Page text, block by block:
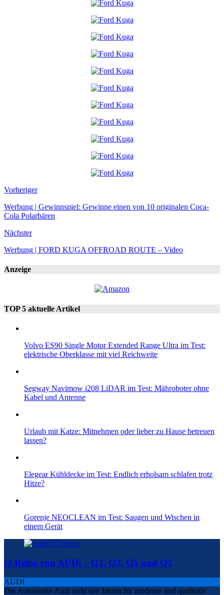
Vorheriger
Werbung | Gewinnspiel: Gewinne einen von 10 originalen Coca-
Cola Polarbären
Nächster
Werbung | FORD KUGA OFFROAD ROUTE – Video
Anzeige
TOP 5 aktuelle Artikel
Volvo ES90 Single Motor Extended Range Ultra im Test:
elektrische Oberklasse mit viel Reichweite
Segway Navimow i208 LiDAR im Test: Mähroboter ohne
Kabel und Antenne
Urlaub mit Katze: Mitnehmen oder lieber zu Hause betreuen
lassen?
Elegear Kühldecke im Test: Endlich erholsam schlafen trotz
Hitze?
Gorenje NEOCLEAN im Test: Saugen und Wischen in
einem Gerät
Q-Reihe von AUDi – Q2, Q3, Q5 und Q7
AUDI
Die Automarke Audi steht seit Jahren für moderne und qualitativ